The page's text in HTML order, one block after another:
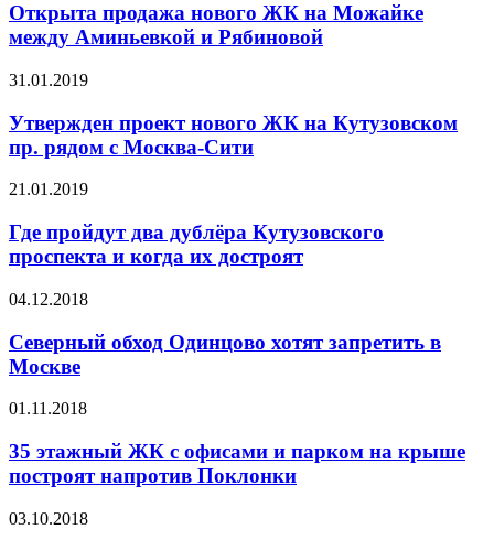
Открыта продажа нового ЖК на Можайке
между Аминьевкой и Рябиновой
31.01.2019
Утвержден проект нового ЖК на Кутузовском
пр. рядом с Москва-Сити
21.01.2019
Где пройдут два дублёра Кутузовского
проспекта и когда их достроят
04.12.2018
Северный обход Одинцово хотят запретить в
Москве
01.11.2018
35 этажный ЖК с офисами и парком на крыше
построят напротив Поклонки
03.10.2018